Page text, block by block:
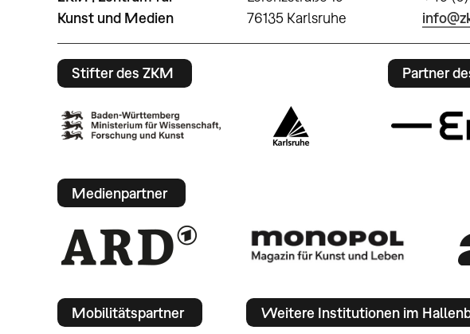
Kunst und Medien
76135 Karlsruhe
Stifter des ZKM Partner
Medienpartner
Mobilitätspartner Weitere Institutionen im